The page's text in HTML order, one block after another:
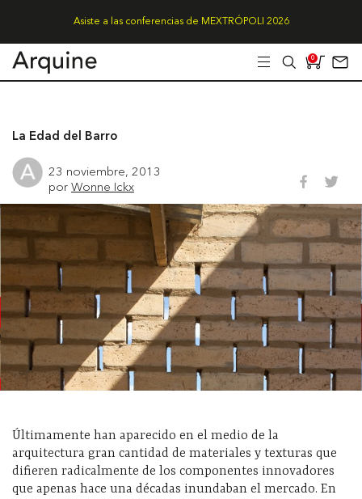
Asiste a las conferencias de MEXTRÓPOLI 2026
0
La Edad del Barro
23 noviembre, 2013
por Wonne Ickx
Últimamente han aparecido en el medio de la
arquitectura gran cantidad de materiales y texturas que
difieren radicalmente de los componentes innovadores
que apenas hace una décadas inundaban el mercado. En